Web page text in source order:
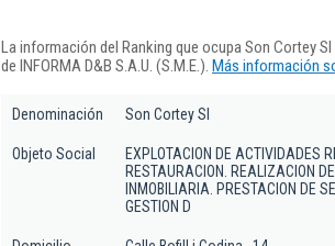
La información del Ranking que ocupa Son Cortey
de INFORMA D&B S.A.U. (S.M.E.). Más información
Denominación Son Cortey Sl
Objeto Social
EXPLOTACION DE ACTIVIDADES
RESTAURACION. REALIZACION
INMOBILIARIA. PRESTACION DE
GESTION D